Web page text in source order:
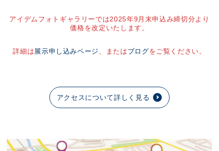
アイデムフォトギャラリーでは2025年9月末申込み締切分より
価格を改定いたします。
詳細は展示申し込みページ 、またはブログをご覧ください。
アクセスについて詳しく見る